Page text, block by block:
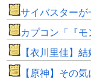
サイバスターが
カプコン「『モンハンワ
【衣川里佳】結
【原神】その気